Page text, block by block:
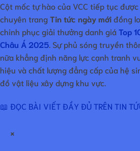
Cột mốc tự hào của VCC tiếp tục
chuyên trangTin tức ngày mớiđồng
chinh phục giải thưởng danh giáTop
Châu Á 2025. Sự phủ sóng truyền
nữa khẳng định năng lực cạnh tranh
hiệu và chất lượng đẳng cấp của hệ
đồ vật liệu xây dựng khu vực.
📖 ĐỌC BÀI VIẾT ĐẦY ĐỦ TRÊN TIN
×